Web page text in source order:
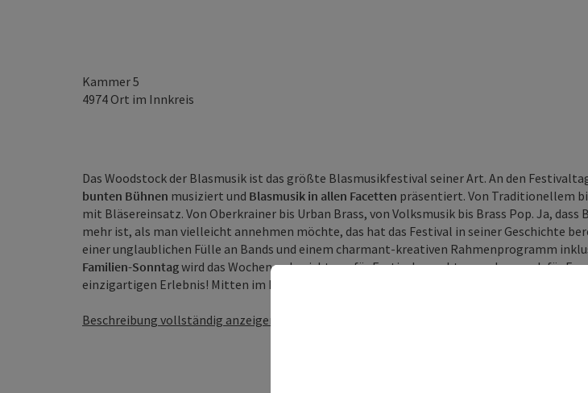
Kammer 5
4974Ort im Innkreis
Das Woodstock der Blasmusik ist das größte Blasmusikfestival seiner Art. An den
bunten Bühnen musiziert und Blasmusik in allen Facetten präsentiert. Von Traditionellem
mit Bläsereinsatz. Von Oberkrainer bis Urban Brass, von Volksmusik bis Brass Pop. Ja, dass
mehr ist, als man vielleicht annehmen möchte, das hat das Festival in seiner Geschichte
einer unglaublichen Fülle an Bands und einem charmant-kreativen Rahmenprogramm
Familien-Sonntagwird das Wochenende nicht nur für Festivalerprobte, sondern auch für
einzigartigen Erlebnis! Mitten im Innviertel entsteht hier ein Ort des Miteinanders ...
Beschreibung vollständig anzeigen